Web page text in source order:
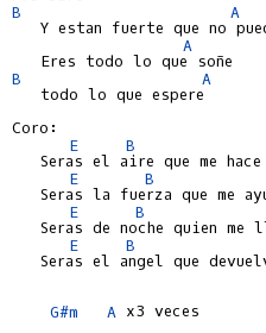
B
A
Y estan fuerte que no
A
B
A
   todo lo que espere
Coro:
E
B
Seras el aire que me
E
B
Seras la fuerza que me
E
B
Seras de noche quien me
E
B
Seras el angel que
G#m A x3 veces